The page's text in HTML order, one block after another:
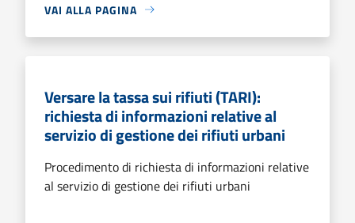
VAI ALLA PAGINA
Versare la tassa sui rifiuti (TARI):
richiesta di informazioni relative al
servizio di gestione dei rifiuti urbani
Procedimento di richiesta di informazioni relative
al servizio di gestione dei rifiuti urbani